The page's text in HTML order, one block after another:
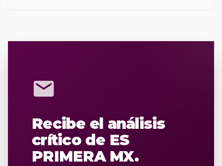
mail
Recibe el análisis
crítico de ES
PRIMERA MX.